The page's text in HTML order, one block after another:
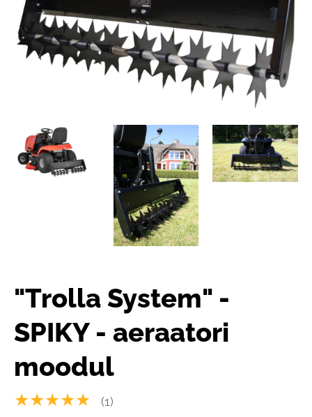
"Trolla System" -
SPIKY - aeraatori
moodul
★★★★★ (1)